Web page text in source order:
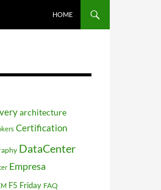
HOME
architecture
Certification
DataCenter
Empresa
F5 Friday FAQ